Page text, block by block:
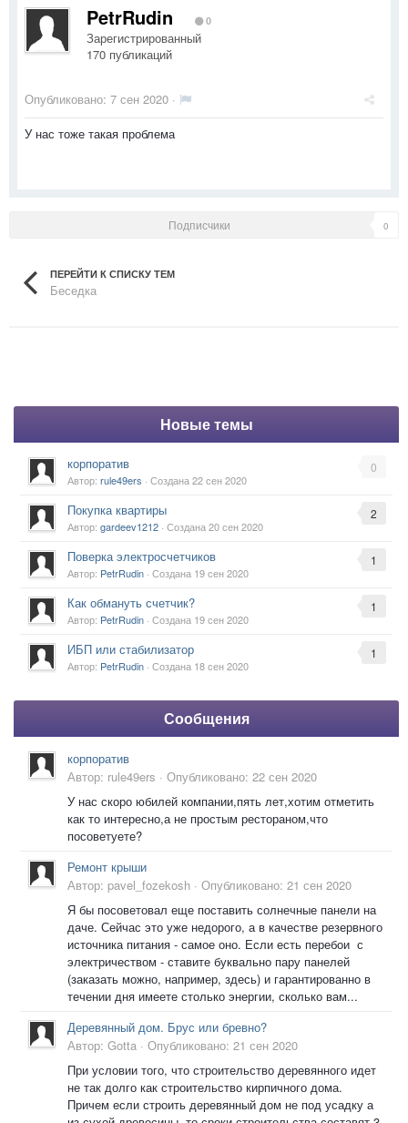
PetrRudin 0
Зарегистрированный
170 публикаций
Опубликовано: 7 сен 2020 ·
У нас тоже такая проблема
Подписчики 0
ПЕРЕЙТИ К СПИСКУ ТЕМ
Беседка
Новые темы
0
корпоратив
Автор: rule49ers · Создана22 сен 2020
2
Покупка квартиры
Автор: gardeev1212 · Создана20 сен 2020
1
Поверка электросчетчиков
Автор: PetrRudin · Создана 19 сен 2020
1
Как обмануть счетчик?
Автор: PetrRudin · Создана 19 сен 2020
1
ИБП или стабилизатор
Автор: PetrRudin · Создана 18 сен 2020
Сообщения
корпоратив
Автор: rule49ers · Опубликовано: 22 сен 2020
У нас скоро юбилей компании,пять лет,хотим отметить
как то интересно,а не простым рестораном,что
посоветуете?
Ремонт крыши
Автор: pavel_fozekosh · Опубликовано: 21 сен 2020
Я бы посоветовал еще поставить солнечные панели на
даче. Сейчас это уже недорого, а в качестве резервного
источника питания - самое оно. Если есть перебои с
электричеством - ставите буквально пару панелей
(заказать можно, например, здесь) и гарантированно в
течении дня имеете столько энергии, сколько вам...
Деревянный дом. Брус или бревно?
Автор: Gotta · Опубликовано: 21 сен 2020
При условии того, что строительство деревянного идет
не так долго как строительство кирпичного дома.
Причем если строить деревянный дом не под усадку а